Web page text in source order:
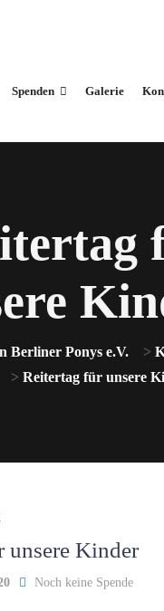
Spenden Galerie
Berliner Ponys e.V. >
> Reitertag für unsere
unsere Kinder
Noch keine Spende